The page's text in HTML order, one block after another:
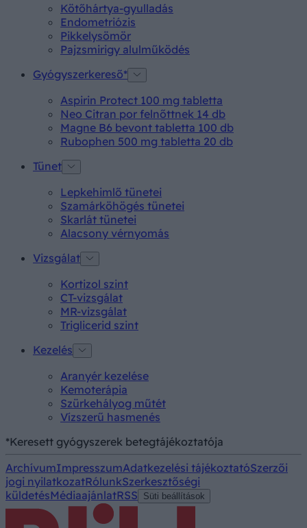
Kötőhártya-gyulladás
Endometriózis
Pikkelysömör
Pajzsmirigy alulműködés
Gyógyszerkereső*
Aspirin Protect 100 mg tabletta
Neo Citran por felnőttnek 14 db
Magne B6 bevont tabletta 100 db
Rubophen 500 mg tabletta 20 db
Tünet
Lepkehimlő tünetei
Szamárköhögés tünetei
Skarlát tünetei
Alacsony vérnyomás
Vizsgálat
Kortizol szint
CT-vizsgálat
MR-vizsgálat
Triglicerid szint
Kezelés
Aranyér kezelése
Kemoterápia
Szürkehályog műtét
Vízszerű hasmenés
*Keresett gyógyszerek betegtájékoztatója
ArchívumImpresszumAdatkezelési tájékoztatóSzerzői
jogi nyilatkozatRólunkSzerkesztőségi
küldetésMédiaajánlatRSS Süti beállítások